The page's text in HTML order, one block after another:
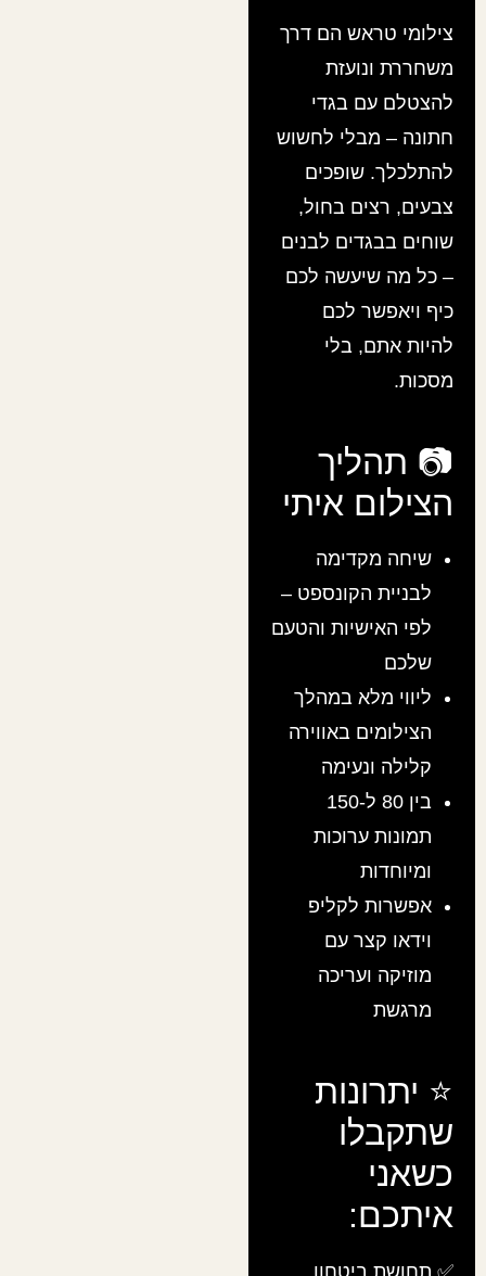
צילומי טראש הם דרך
משחררת ונועזת
להצטלם עם בגדי
חתונה – מבלי לחשוש
להתלכלך. שופכים
צבעים, רצים בחול,
שוחים בבגדים לבנים
– כל מה שיעשה לכם
כיף ויאפשר לכם
להיות אתם, בלי
מסכות.
📷 תהליך
הצילום איתי
שיחה מקדימה
לבניית הקונספט –
לפי האישיות והטעם
שלכם
ליווי מלא במהלך
הצילומים באווירה
קלילה ונעימה
בין 80 ל-150
תמונות ערוכות
ומיוחדות
אפשרות לקליפ
וידאו קצר עם
מוזיקה ועריכה
מרגשת
⭐ יתרונות
שתקבלו
כשאני
איתכם: